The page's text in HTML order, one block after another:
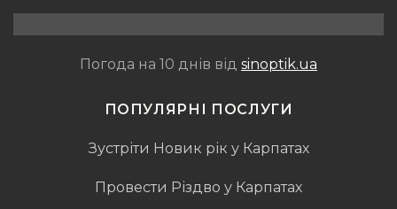
Погода на 10 днів від sinoptik.ua
ПОПУЛЯРНІ ПОСЛУГИ
Зустріти Новик рік у Карпатах
Провести Різдво у Карпатах